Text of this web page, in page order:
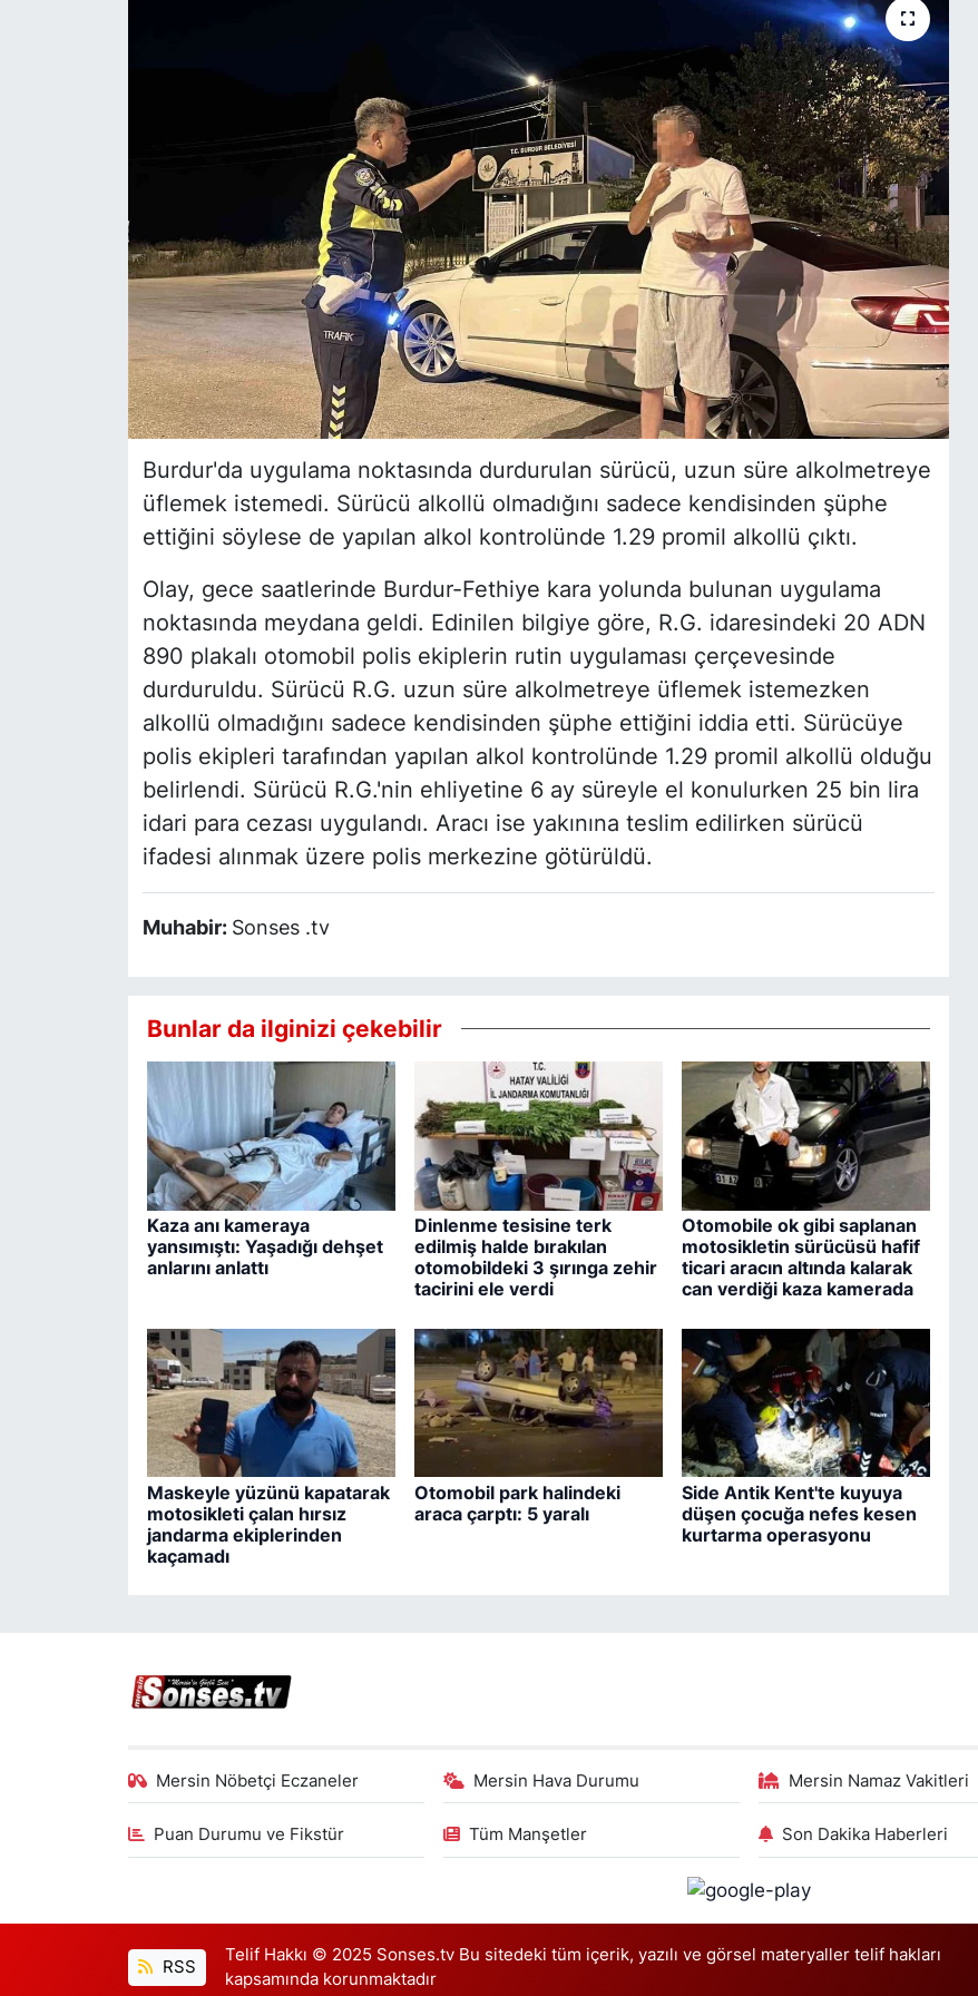
Burdur'da uygulama noktasında durdurulan sürücü, uzun süre alkolmetreye
üflemek istemedi. Sürücü alkollü olmadığını sadece kendisinden şüphe
ettiğini söylese de yapılan alkol kontrolünde 1.29 promil alkollü çıktı.
Olay, gece saatlerinde Burdur-Fethiye kara yolunda bulunan uygulama
noktasında meydana geldi. Edinilen bilgiye göre, R.G. idaresindeki 20 ADN
890 plakalı otomobil polis ekiplerin rutin uygulaması çerçevesinde
durduruldu. Sürücü R.G. uzun süre alkolmetreye üflemek istemezken
alkollü olmadığını sadece kendisinden şüphe ettiğini iddia etti. Sürücüye
polis ekipleri tarafından yapılan alkol kontrolünde 1.29 promil alkollü olduğu
belirlendi. Sürücü R.G.'nin ehliyetine 6 ay süreyle el konulurken 25 bin lira
idari para cezası uygulandı. Aracı ise yakınına teslim edilirken sürücü
ifadesi alınmak üzere polis merkezine götürüldü.
Muhabir: Sonses .tv
Bunlar da ilginizi çekebilir
Kaza anı kameraya
yansımıştı: Yaşadığı dehşet
anlarını anlattı
Dinlenme tesisine terk
edilmiş halde bırakılan
otomobildeki 3 şırınga zehir
tacirini ele verdi
Otomobile ok gibi saplanan
motosikletin sürücüsü hafif
ticari aracın altında kalarak
can verdiği kaza kamerada
Maskeyle yüzünü kapatarak
motosikleti çalan hırsız
jandarma ekiplerinden
kaçamadı
Otomobil park halindeki
araca çarptı: 5 yaralı
Side Antik Kent'te kuyuya
düşen çocuğa nefes kesen
kurtarma operasyonu
Mersin Nöbetçi Eczaneler Mersin Hava Durumu Mersin Namaz Vakitleri
Puan Durumu ve Fikstür Tüm Manşetler Son Dakika Haberleri
RSS
Telif Hakkı © 2025 Sonses.tv Bu sitedeki tüm içerik, yazılı ve görsel materyaller telif hakları
kapsamında korunmaktadır